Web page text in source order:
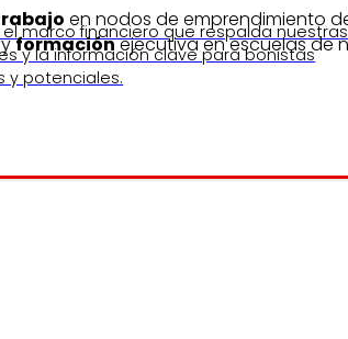
marco financiero que respalda nuestras
y la información clave para bonistas
y potenciales.
en nodos de emprendimiento
formaciónejecutiva en escuelas de